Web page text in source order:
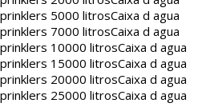
5000 litrosCaixa d agua
7000 litrosCaixa d agua
10000 litrosCaixa d agua
15000 litrosCaixa d agua
20000 litrosCaixa d agua
25000 litrosCaixa d agua